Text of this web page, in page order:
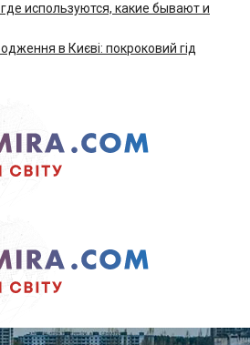
используются, какие бывают и
в Києві: покроковий гід